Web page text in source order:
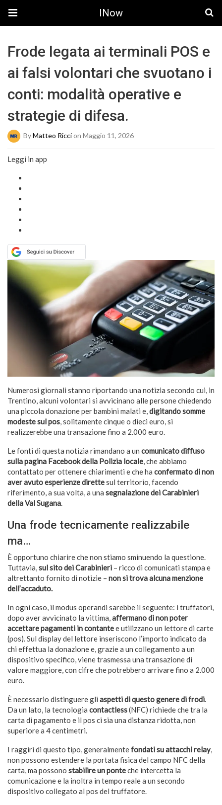
INow
Frode legata ai terminali POS e
ai falsi volontari che svuotano i
conti: modalità operative e
strategie di difesa.
ByMatteo Riccion Maggio 11, 2026
Leggi in app
Numerosi giornali stanno riportando una notizia secondo cui, in
Trentino, alcuni volontari si avvicinano alle persone chiedendo
una piccola donazione per bambini malati e,digitando somme
modeste sul pos, solitamente cinque o dieci euro, si
realizzerebbe una transazione fino a 2.000 euro.
Le fonti di questa notizia rimandano a un comunicato diffuso
sulla pagina Facebook della Polizia locale, che abbiamo
contattato per ottenere chiarimenti e che ha confermato di non
aver avuto esperienze direttesul territorio, facendo
riferimento, a sua volta, a una segnalazione dei Carabinieri
della Val Sugana.
Una frode tecnicamente realizzabile
ma…
È opportuno chiarire che non stiamo sminuendo la questione.
Tuttavia,sul sito dei Carabinieri – ricco di comunicati stampa e
altrettanto fornito di notizie – non si trova alcuna menzione
dell’accaduto.
In ogni caso, il modus operandi sarebbe il seguente: i truffatori,
dopo aver avvicinato la vittima,affermano di non poter
accettare pagamenti in contantee utilizzano un lettore di carte
(pos). Sul display del lettore inseriscono l’importo indicato da
chi effettua la donazione e, grazie a un collegamento a un
dispositivo specifico, viene trasmessa una transazione di
valore maggiore, con cifre che potrebbero arrivare fino a 2.000
euro.
È necessario distinguere gli aspetti di questo genere di frodi.
Da un lato, la tecnologia contactless(NFC) richiede che tra la
carta di pagamento e il pos ci sia una distanza ridotta, non
superiore a 4 centimetri.
I raggiri di questo tipo, generalmentefondati su attacchi relay,
non possono estendere la portata fisica del campo NFC della
carta, ma possono stabilire un ponteche intercetta la
comunicazione e la inoltra in tempo reale a un secondo
dispositivo collegato al pos del truffatore.